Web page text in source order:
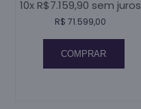
10x R$7.159,90 sem juros
R$ 71.599,00
COMPRAR